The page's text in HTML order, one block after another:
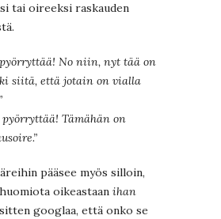
tai oireeksi raskauden
pyörryttää! No niin, nyt tää on
siitä, että jotain on vialla
pyörryttää! Tämähän on
pääsee myös silloin,
oikeastaan ihan
googlaa, että onko se